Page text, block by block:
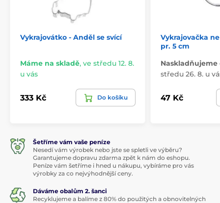
Vykrajovátko - Anděl se svící
Máme na skladě, ve středu 12. 8.
u vás
333 Kč Do košíku
Vykrajovačka
pr. 5 cm
Naskladňujeme
středu 26. 8. u
47 Kč
Šetříme vám vaše peníze
Nesedí vám výrobek nebo jste se spletli ve výběru?
Garantujeme dopravu zdarma zpět k nám do eshopu.
Peníze vám šetříme i hned u nákupu, vybíráme pro vás
výrobky za co nejvýhodnější ceny.
Dáváme obalům 2. šanci
Recyklujeme a balíme z 80% do použitých a obnovitelných